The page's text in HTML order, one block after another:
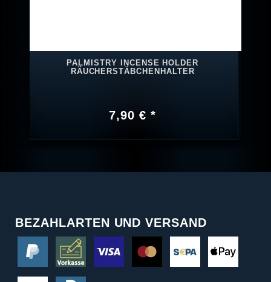
PALMISTRY INCENSE HOLDER
RÄUCHERSTÄBCHENHALTER
7,90 € *
BEZAHLARTEN UND VERSAND